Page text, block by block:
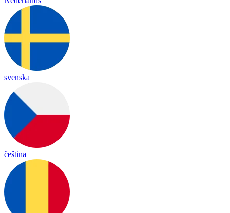
svenska
čeština